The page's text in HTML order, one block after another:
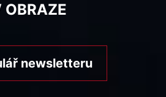
OBRAZE
newsletteru